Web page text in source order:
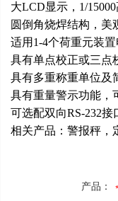
大LCD显示， 1/15000
圆倒角烧焊结构，美
适用 1-4个荷重元装
具有单点校正或三点
具有多重称重单位及
具有重量警示功能，
可选配双向RS-232接
相关产品：警报秤，
产品：